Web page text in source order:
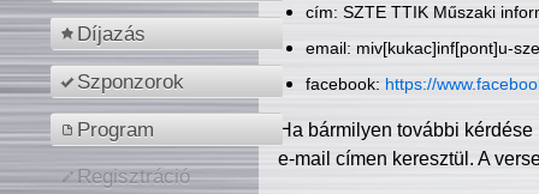
Díjazás
Szponzorok
Program
Regisztráció
cím: SZTE TTIK Műszaki
email: miv[kukac]inf[pont]u-
facebook: https://
Ha bármilyen további
e-mail címen keresztül. A